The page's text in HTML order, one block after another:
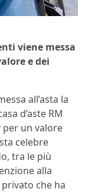
viene messa
e dei
all’asta la
d’aste RM
per un valore
celebre
tra le più
alla
che ha